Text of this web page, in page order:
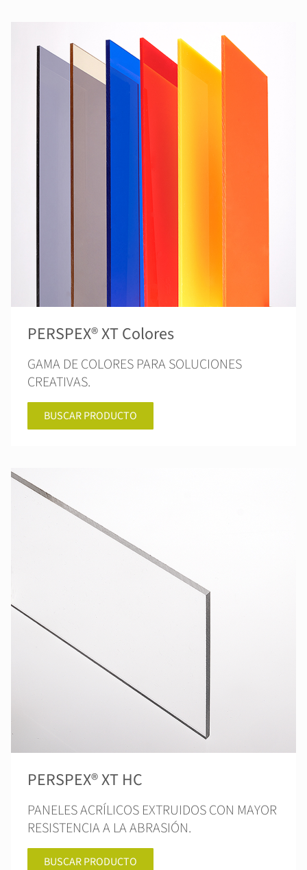
PERSPEX® XT Colores
GAMA DE COLORES PARA SOLUCIONES
CREATIVAS.
BUSCAR PRODUCTO
PERSPEX® XT HC
PANELES ACRÍLICOS EXTRUIDOS CON MAYOR
RESISTENCIA A LA ABRASIÓN.
BUSCAR PRODUCTO